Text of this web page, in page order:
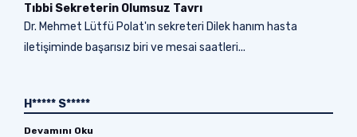
Tıbbi Sekreterin Olumsuz Tavrı
Dr. Mehmet Lütfü Polat'ın sekreteri Dilek hanım hasta
iletişiminde başarısız biri ve mesai saatleri...
H***** S*****
Devamını Oku